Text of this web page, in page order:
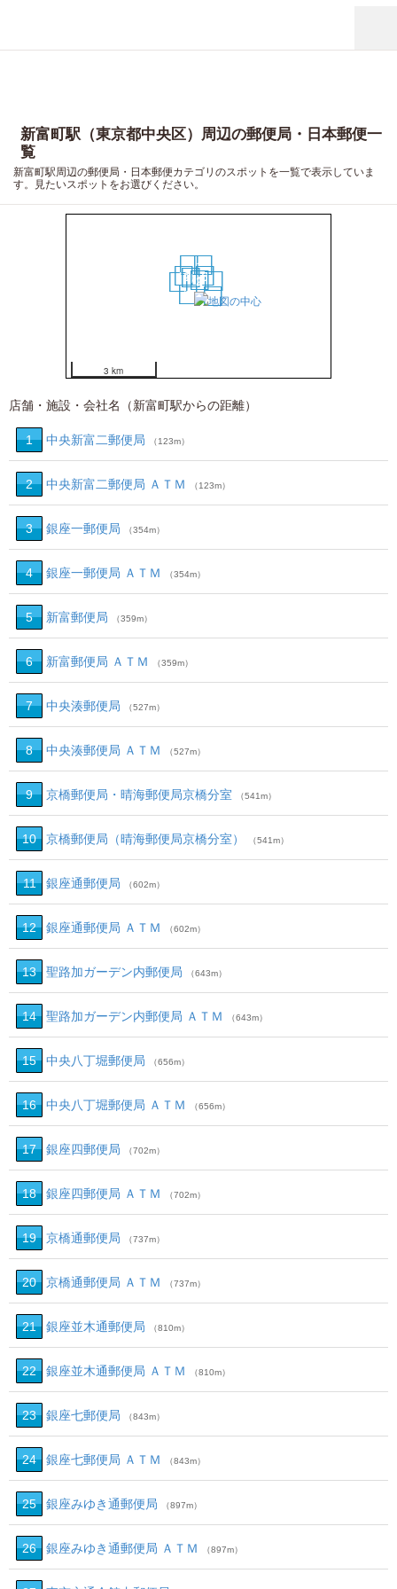
新富町駅（東京都中央区）周辺の郵便局・日本郵便一
覧
新富町駅周辺の郵便局・日本郵便カテゴリのスポットを一覧で表示していま
す。見たいスポットをお選びください。
1
2
3
4 5
67
8
9
10
11
12
13
14
15
16
17
18
19
20
3 km
店舗・施設・会社名（新富町駅からの距離）
1 中央新富二郵便局 （123m）
2 中央新富二郵便局 ＡＴＭ （123m）
3 銀座一郵便局 （354m）
4 銀座一郵便局 ＡＴＭ （354m）
5 新富郵便局 （359m）
6 新富郵便局 ＡＴＭ （359m）
7 中央湊郵便局 （527m）
8 中央湊郵便局 ＡＴＭ （527m）
9 京橋郵便局・晴海郵便局京橋分室 （541m）
10 京橋郵便局（晴海郵便局京橋分室） （541m）
11 銀座通郵便局 （602m）
12 銀座通郵便局 ＡＴＭ （602m）
13 聖路加ガーデン内郵便局 （643m）
14 聖路加ガーデン内郵便局 ＡＴＭ （643m）
15 中央八丁堀郵便局 （656m）
16 中央八丁堀郵便局 ＡＴＭ （656m）
17 銀座四郵便局 （702m）
18 銀座四郵便局 ＡＴＭ （702m）
19 京橋通郵便局 （737m）
20 京橋通郵便局 ＡＴＭ （737m）
21 銀座並木通郵便局 （810m）
22 銀座並木通郵便局 ＡＴＭ （810m）
23 銀座七郵便局 （843m）
24 銀座七郵便局 ＡＴＭ （843m）
25 銀座みゆき通郵便局 （897m）
26 銀座みゆき通郵便局 ＡＴＭ （897m）